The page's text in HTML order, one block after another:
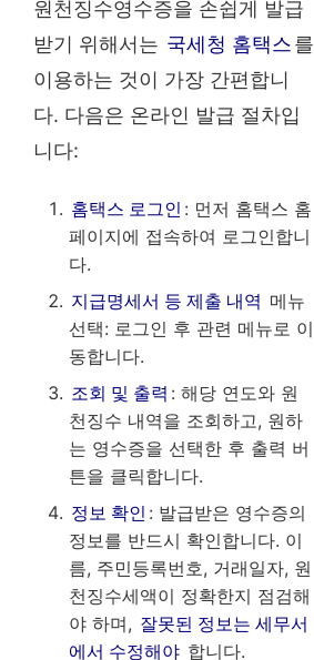
원천징수영수증을 손쉽게 발급
받기 위해서는 국세청 홈택스를
이용하는 것이 가장 간편합니
다. 다음은 온라인 발급 절차입
니다:
홈택스 로그인 : 먼저 홈택스 홈
페이지에 접속하여 로그인합니
다.
지급명세서 등 제출 내역 메뉴
선택: 로그인 후 관련 메뉴로 이
동합니다.
조회 및 출력 : 해당 연도와 원
천징수 내역을 조회하고, 원하
는 영수증을 선택한 후 출력 버
튼을 클릭합니다.
정보 확인 : 발급받은 영수증의
정보를 반드시 확인합니다. 이
름, 주민등록번호, 거래일자, 원
천징수세액이 정확한지 점검해
야 하며, 잘못된 정보는 세무서
에서 수정해야 합니다.